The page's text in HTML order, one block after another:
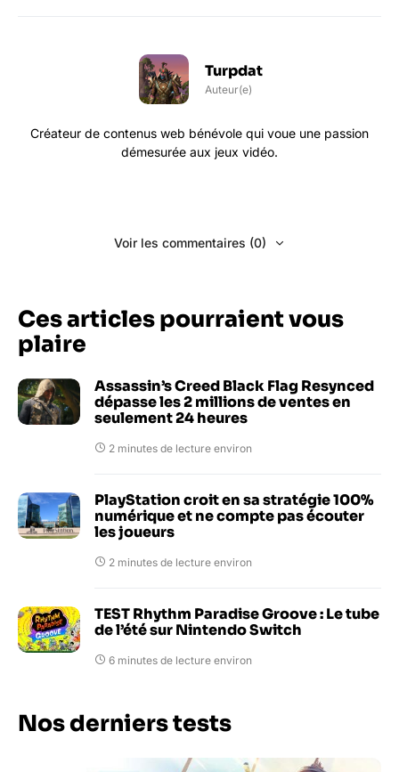
Turpdat
Auteur(e)
Créateur de contenus web bénévole qui voue une passion
démesurée aux jeux vidéo.
Voir les commentaires (0)
Ces articles pourraient vous
plaire
Assassin’s Creed Black Flag Resynced
dépasse les 2 millions de ventes en
seulement 24 heures
2 minutes de lecture environ
PlayStation croit en sa stratégie 100%
numérique et ne compte pas écouter
les joueurs
2 minutes de lecture environ
TEST Rhythm Paradise Groove : Le tube
de l’été sur Nintendo Switch
6 minutes de lecture environ
Nos derniers tests